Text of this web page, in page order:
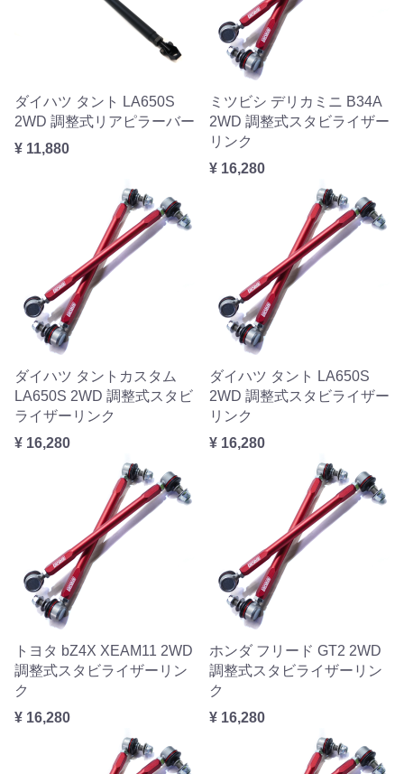
ダイハツ タント LA650S
2WD 調整式リアピラーバー
¥ 11,880
ミツビシ デリカミニ B34A
2WD 調整式スタビライザー
リンク
¥ 16,280
ダイハツ タントカスタム
LA650S 2WD 調整式スタビ
ライザーリンク
¥ 16,280
ダイハツ タント LA650S
2WD 調整式スタビライザー
リンク
¥ 16,280
トヨタ bZ4X XEAM11 2WD
調整式スタビライザーリン
ク
¥ 16,280
ホンダ フリード GT2 2WD
調整式スタビライザーリン
ク
¥ 16,280